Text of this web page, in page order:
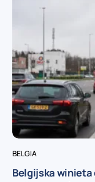
BELGIA
Belgijska winieta